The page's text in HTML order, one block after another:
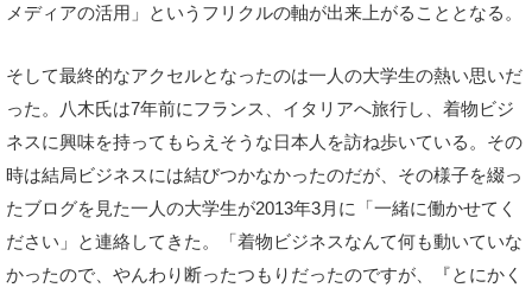
メディアの活用」というフリクルの軸が出来上がることとなる。
そして最終的なアクセルとなったのは一人の大学生の熱い思いだ
った。八木氏は7年前にフランス、イタリアへ旅行し、着物ビジ
ネスに興味を持ってもらえそうな日本人を訪ね歩いている。その
時は結局ビジネスには結びつかなかったのだが、その様子を綴っ
たブログを見た一人の大学生が2013年3月に「一緒に働かせてく
ださい」と連絡してきた。「着物ビジネスなんて何も動いていな
かったので、やんわり断ったつもりだったのですが、『とにかく